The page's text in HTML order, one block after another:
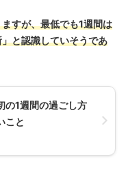
すが、最低でも1週間は
と認識していそうであ
の1週間の過ごし方
こと